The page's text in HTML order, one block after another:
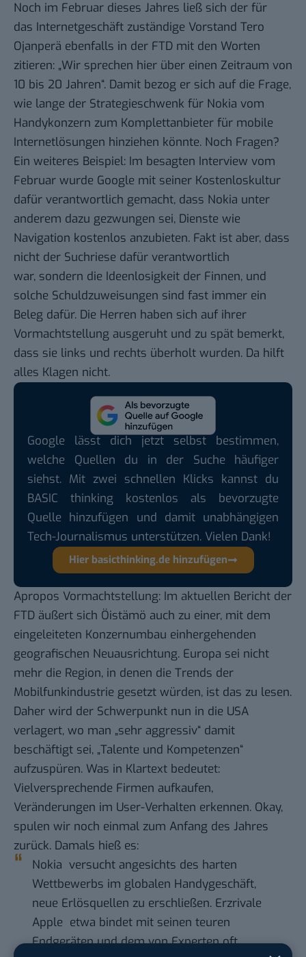
Noch im Februar dieses Jahres ließ sich der für
das Internetgeschäft zuständige Vorstand Tero
Ojanperä ebenfalls in der FTD mit den Worten
zitieren: „Wir sprechen hier über einen Zeitraum von
10 bis 20 Jahren“. Damit bezog er sich auf die Frage,
wie lange der Strategieschwenk für Nokia vom
Handykonzern zum Komplettanbieter für mobile
Internetlösungen hinziehen könnte. Noch Fragen?
Ein weiteres Beispiel: Im besagten Interview vom
Februar wurde Google mit seiner Kostenloskultur
dafür verantwortlich gemacht, dass Nokia unter
anderem dazu gezwungen sei, Dienste wie
Navigation kostenlos anzubieten. Fakt ist aber, dass
nicht der Suchriese dafür verantwortlich
war, sondern die Ideenlosigkeit der Finnen, und
solche Schuldzuweisungen sind fast immer ein
Beleg dafür. Die Herren haben sich auf ihrer
Vormachtstellung ausgeruht und zu spät bemerkt,
dass sie links und rechts überholt wurden. Da hilft
alles Klagen nicht.
Google lässt dich jetzt selbst bestimmen,
welche Quellen du in der Suche häufiger
siehst. Mit zwei schnellen Klicks kannst du
BASIC thinking kostenlos als bevorzugte
Quelle hinzufügen und damit unabhängigen
Tech-Journalismus unterstützen. Vielen Dank!
Hier basicthinking.de hinzufügen
Apropos Vormachtstellung: Im aktuellen Bericht der
FTD äußert sich Öistämö auch zu einer, mit dem
eingeleiteten Konzernumbau einhergehenden
geografischen Neuausrichtung. Europa sei nicht
mehr die Region, in denen die Trends der
Mobilfunkindustrie gesetzt würden, ist das zu lesen.
Daher wird der Schwerpunkt nun in die USA
verlagert, wo man „sehr aggressiv“ damit
beschäftigt sei, „Talente und Kompetenzen“
aufzuspüren. Was in Klartext bedeutet:
Vielversprechende Firmen aufkaufen,
Veränderungen im User-Verhalten erkennen. Okay,
spulen wir noch einmal zum Anfang des Jahres
zurück. Damals hieß es:
Nokia versucht angesichts des harten
Wettbewerbs im globalen Handygeschäft,
neue Erlösquellen zu erschließen. Erzrivale
Apple etwa bindet mit seinen teuren
Endgeräten und dem von Experten oft